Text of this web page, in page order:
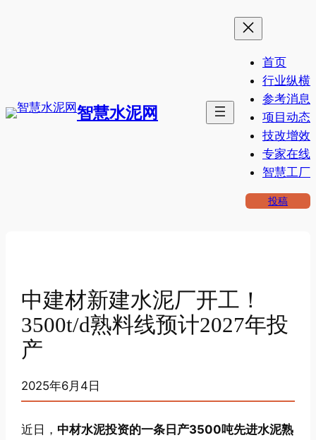
智慧水泥网
首页
行业纵横
参考消息
项目动态
技改增效
专家在线
智慧工厂
投稿
中建材新建水泥厂开工！
3500t/d熟料线预计2027年投
产
2025年6月4日
近日， 中材水泥投资的一条日产3500吨先进水泥熟